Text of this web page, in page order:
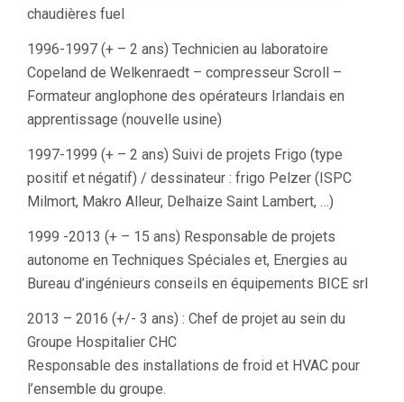
chaudières fuel
1996-1997 (+ – 2 ans) Technicien au laboratoire
Copeland de Welkenraedt – compresseur Scroll –
Formateur anglophone des opérateurs Irlandais en
apprentissage (nouvelle usine)
1997-1999 (+ – 2 ans) Suivi de projets Frigo (type
positif et négatif) / dessinateur : frigo Pelzer (ISPC
Milmort, Makro Alleur, Delhaize Saint Lambert, …)
1999 -2013 (+ – 15 ans) Responsable de projets
autonome en Techniques Spéciales et, Energies au
Bureau d’ingénieurs conseils en équipements BICE srl
2013 – 2016 (+/- 3 ans) : Chef de projet au sein du
Groupe Hospitalier CHC
Responsable des installations de froid et HVAC pour
l’ensemble du groupe.